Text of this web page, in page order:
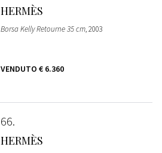
HERMÈS
Borsa Kelly Retourne 35 cm, 2003
VENDUTO € 6.360
66
HERMÈS